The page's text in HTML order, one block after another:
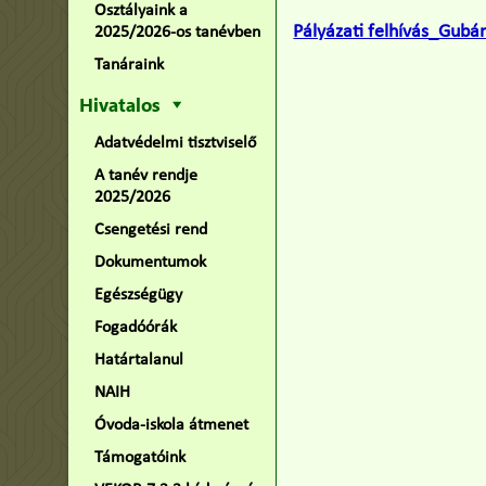
Osztályaink a
2025/2026-os tanévben
Tanáraink
Hivatalos
Adatvédelmi tisztviselő
A tanév rendje
2025/2026
Csengetési rend
Dokumentumok
Egészségügy
Fogadóórák
Határtalanul
NAIH
Óvoda-iskola átmenet
Támogatóink
Pályázati